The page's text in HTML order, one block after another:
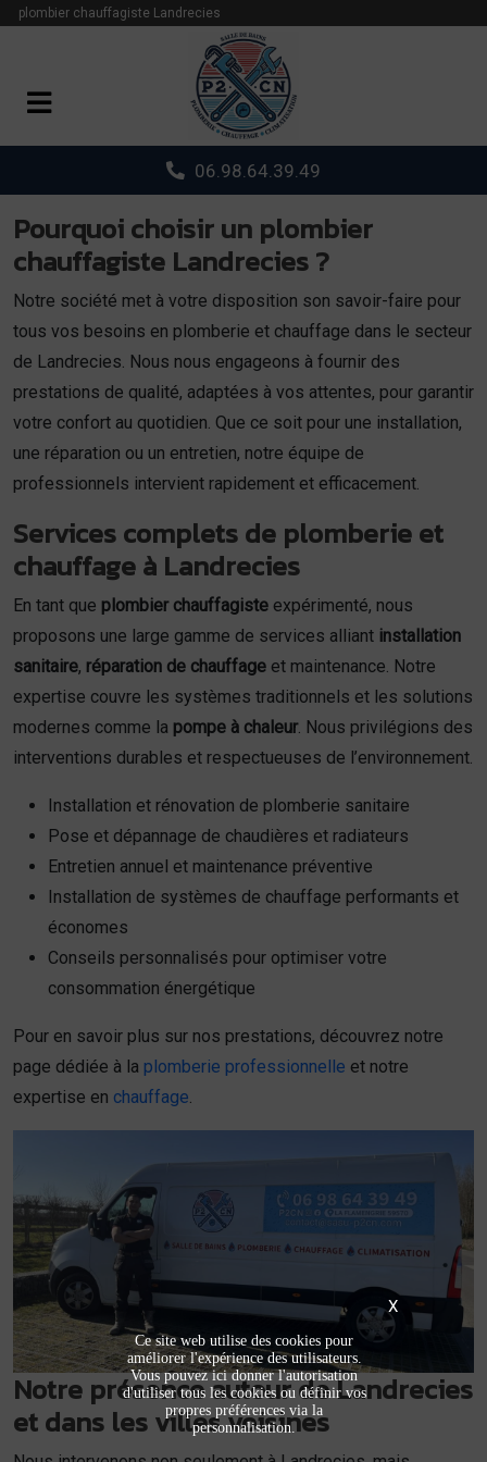
plombier chauffagiste Landrecies
06.98.64.39.49
Pourquoi choisir un plombier
chauffagiste Landrecies ?
Notre société met à votre disposition son savoir-faire pour
tous vos besoins en plomberie et chauffage dans le secteur
de Landrecies. Nous nous engageons à fournir des
prestations de qualité, adaptées à vos attentes, pour garantir
votre confort au quotidien. Que ce soit pour une installation,
une réparation ou un entretien, notre équipe de
professionnels intervient rapidement et efficacement.
Services complets de plomberie et
chauffage à Landrecies
En tant que plombier chauffagiste expérimenté, nous
proposons une large gamme de services alliant installation
sanitaire, réparation de chauffage et maintenance. Notre
expertise couvre les systèmes traditionnels et les solutions
modernes comme la pompe à chaleur. Nous privilégions des
interventions durables et respectueuses de l’environnement.
Installation et rénovation de plomberie sanitaire
Pose et dépannage de chaudières et radiateurs
Entretien annuel et maintenance préventive
Installation de systèmes de chauffage performants et
économes
Conseils personnalisés pour optimiser votre
consommation énergétique
Pour en savoir plus sur nos prestations, découvrez notre
page dédiée à la plomberie professionnelle et notre
expertise en chauffage.
Notre présence autour de Landrecies
et dans les villes voisines
Panneau de gestion des cookies
X
Ce site web utilise des cookies pour
améliorer l'expérience des utilisateurs.
Vous pouvez ici donner l'autorisation
d'utiliser tous les cookies ou définir vos
propres préférences via la
personnalisation.